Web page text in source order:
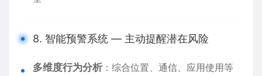
8. 智能预警系统 — 主动提醒潜在风险
多维度行为分析 ：综合位置、通信、应用使用等